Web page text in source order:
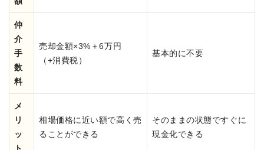
仲
介
手
数
料
売却金額×3%＋6万円
（+消費税）
基本的に不要
メ
リ
ッ
相場価格に近い額で高く売
ることができる
そのままの状態ですぐに
現金化できる